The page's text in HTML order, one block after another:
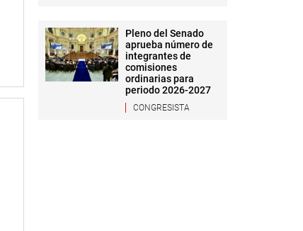
Pleno del Senado
aprueba número de
integrantes de
comisiones
ordinarias para
periodo 2026-2027
CONGRESISTA